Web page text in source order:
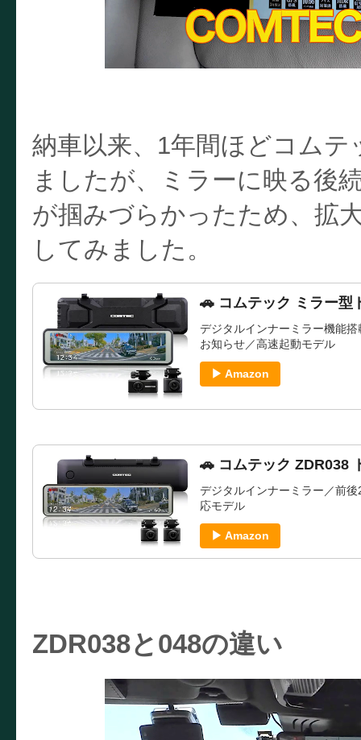
納車以来、1年間ほどコム
ましたが、ミラーに映る後
が掴みづらかったため、拡
してみました。
🚗 コムテック ミラー型
デジタルインナーミラー機能
お知らせ／高速起動モデル
▶ Amazon
🚗 コムテック ZDR038
デジタルインナーミラー／前
応モデル
▶ Amazon
ZDR038と048の違い